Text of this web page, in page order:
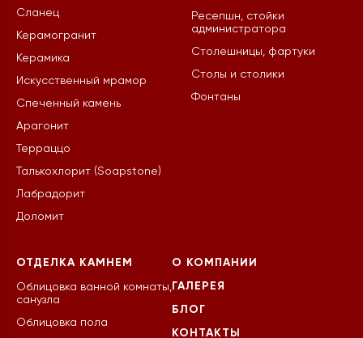
Сланец
Керамогранит
Керамика
Искусственный мрамор
Спеченный камень
Арагонит
Терраццо
Талькохлорит (Soapstone)
Лабрадорит
Доломит
Ресепшн, стойки
администратора
Столешницы, фартуки
Столы и столики
Фонтаны
ОТДЕЛКА КАМНЕМ
Облицовка ванной комнаты,
санузла
Облицовка пола
О КОМПАНИИ
ГАЛЕРЕЯ
БЛОГ
КОНТАКТЫ